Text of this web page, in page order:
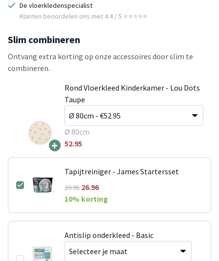
De vloerkledenspecialist
Klanten beoordelen ons met 4.4 / 5 ⭐⭐⭐⭐⭐
Slim combineren
Ontvang extra korting op onze accessoires door slim te
combineren.
+
Rond Vloerkleed Kinderkamer - Lou Dots
Taupe
Ø 80cm
52.95
Tapijtreiniger - James Startersset
29.9526.96
10% korting
Antislip onderkleed - Basic